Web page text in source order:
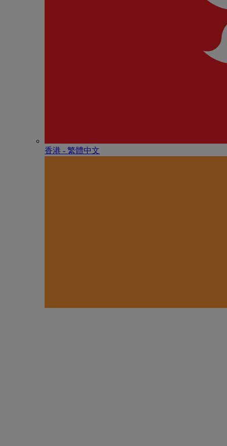
香港 - 繁體中文